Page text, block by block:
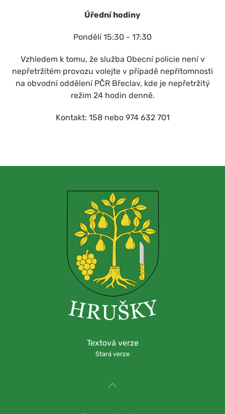
Úřední hodiny
Pondělí 15:30 - 17:30
Vzhledem k tomu, že služba Obecní policie není v
nepřetržitém provozu volejte v případě nepřítomnosti
na obvodní oddělení PČR Břeclav, kde je nepřetržitý
režim 24 hodin denně.
Kontakt: 158 nebo 974 632 701
Textová verze
Stará verze